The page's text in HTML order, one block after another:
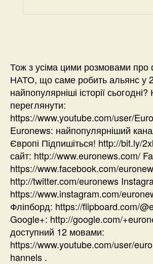
Тож з усіма цими розмовами про
НАТО, що саме робить альянс у
найпопулярніші історії
переглянути:
https://www.youtube.com/user/
Euronews: найпопулярніший
Європі Підпишіться! http://bit.ly/
сайт: http://www.euronews.com/
https://www.facebook.com/
http://twitter.com/euronews
https://www.instagram.com/
Фліпборд: https://flipboard.com/
Google+: http://google.com/
доступний 12 мовами:
https://www.youtube.com/user/
hannels .